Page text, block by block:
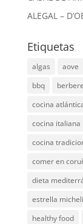
ALEGAL –
Etiquetas
algas aove
bbq
cocina
cocina italiana
cocina
comer en
dieta
estrella
healthy food